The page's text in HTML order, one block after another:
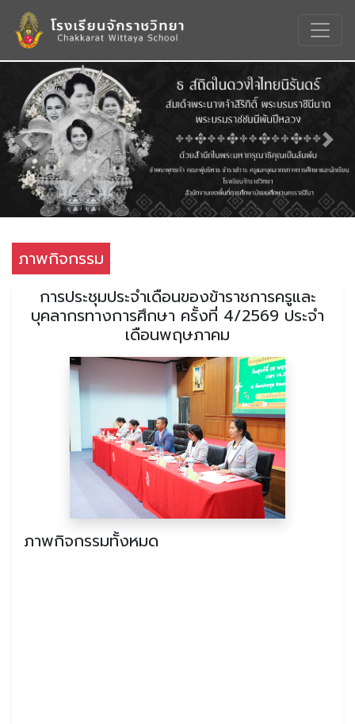
Previous Next
ภาพกิจกรรม
การประชุมประจำเดือนของข้าราชการครูและ
บุคลากรทางการศึกษา ครั้งที่ 4/2569 ประจำ
เดือนพฤษภาคม
ภาพกิจกรรมทั้งหมด